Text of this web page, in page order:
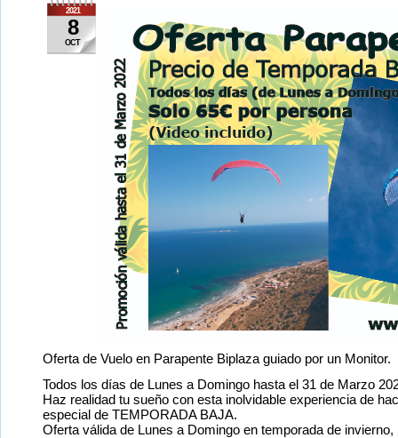
2021
8
OCT
Oferta de Vuelo en Parapente Biplaza guiado por un Monitor.
Todos los días de Lunes a Domingo hasta el 31 de Marzo
Haz realidad tu sueño con esta inolvidable experiencia de
especial de TEMPORADA BAJA.
Oferta válida de Lunes a Domingo en temporada de